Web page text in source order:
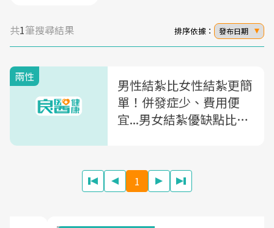
共1筆搜尋結果 排序依據： 發布日期
兩性
男性結紮比女性結紮更簡
單！併發症少、費用便
宜...男女結紮優缺點比較
1